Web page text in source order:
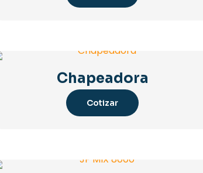
Chapeadora
Cotizar